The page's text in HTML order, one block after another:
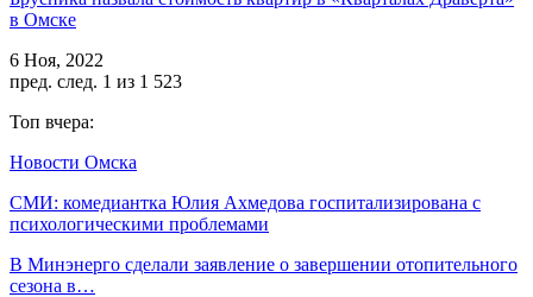
в Омске
6 Ноя, 2022
пред. след. 1 из 1 523
Топ вчера:
Новости Омска
СМИ: комедиантка Юлия Ахмедова госпитализирована с
психологическими проблемами
В Минэнерго сделали заявление о завершении отопительного
сезона в…